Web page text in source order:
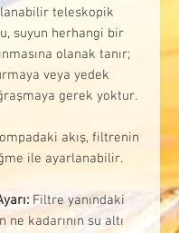
teleskopik
suyun herhangi bir
olanak tanır;
veya yedek
gerek yoktur.
akış, filtrenin
ile ayarlanabilir.
Filtre yanındaki
ne kadarının su altı